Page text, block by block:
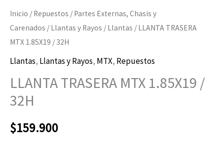
Inicio / Repuestos / Partes Externas, Chasis y
Carenados / Llantas y Rayos / Llantas / LLANTA TRASERA
MTX 1.85X19 / 32H
Llantas, Llantas y Rayos, MTX, Repuestos
LLANTA TRASERA MTX 1.85X19 /
32H
$159.900